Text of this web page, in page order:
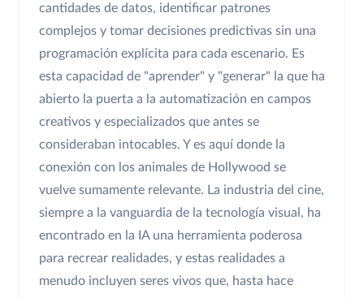
cantidades de datos, identificar patrones
complejos y tomar decisiones predictivas sin una
programación explícita para cada escenario. Es
esta capacidad de "aprender" y "generar" la que ha
abierto la puerta a la automatización en campos
creativos y especializados que antes se
consideraban intocables. Y es aquí donde la
conexión con los animales de Hollywood se
vuelve sumamente relevante. La industria del cine,
siempre a la vanguardia de la tecnología visual, ha
encontrado en la IA una herramienta poderosa
para recrear realidades, y estas realidades a
menudo incluyen seres vivos que, hasta hace